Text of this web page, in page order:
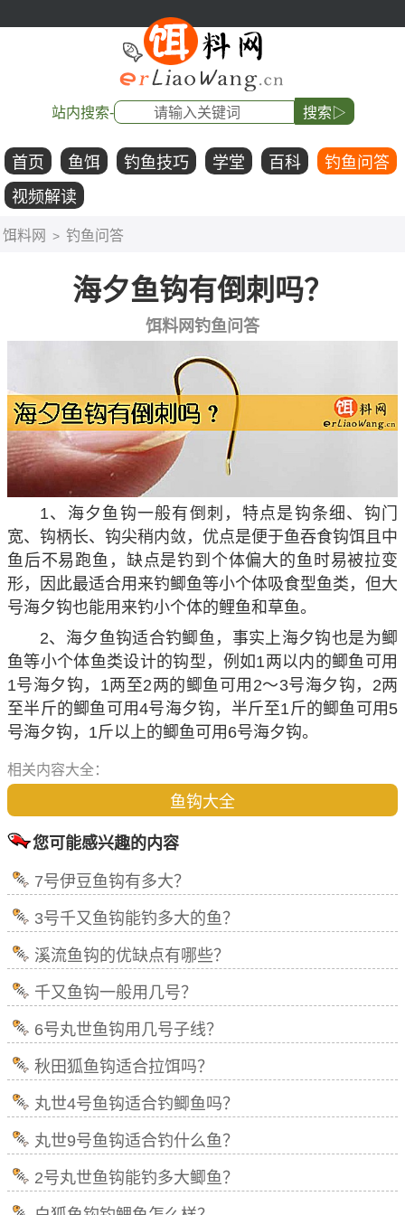
站内搜索- 搜索▷
首页 鱼饵 钓鱼技巧 学堂 百科
钓鱼问答
视频解读
饵料网 > 钓鱼问答
海夕鱼钩有倒刺吗？
饵料网钓鱼问答
1、海夕鱼钩一般有倒刺，特点是钩条细、钩门
宽、钩柄长、钩尖稍内敛，优点是便于鱼吞食钩饵且中
鱼后不易跑鱼，缺点是钓到个体偏大的鱼时易被拉变
形，因此最适合用来钓鲫鱼等小个体吸食型鱼类，但大
号海夕钩也能用来钓小个体的鲤鱼和草鱼。
2、海夕鱼钩适合钓鲫鱼，事实上海夕钩也是为鲫
鱼等小个体鱼类设计的钩型，例如1两以内的鲫鱼可用
1号海夕钩，1两至2两的鲫鱼可用2～3号海夕钩，2两
至半斤的鲫鱼可用4号海夕钩，半斤至1斤的鲫鱼可用5
号海夕钩，1斤以上的鲫鱼可用6号海夕钩。
相关内容大全：
鱼钩大全
您可能感兴趣的内容
7号伊豆鱼钩有多大？
3号千又鱼钩能钓多大的鱼？
溪流鱼钩的优缺点有哪些？
千又鱼钩一般用几号？
6号丸世鱼钩用几号子线？
秋田狐鱼钩适合拉饵吗？
丸世4号鱼钩适合钓鲫鱼吗？
丸世9号鱼钩适合钓什么鱼？
2号丸世鱼钩能钓多大鲫鱼？